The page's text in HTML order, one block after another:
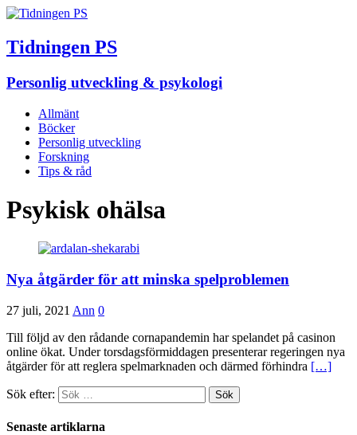
Tidningen PS
Personlig utveckling & psykologi
Allmänt
Böcker
Personlig utveckling
Forskning
Tips & råd
Psykisk ohälsa
Nya åtgärder för att minska spelproblemen
27 juli, 2021 Ann 0
Till följd av den rådande cornapandemin har spelandet på casinon
online ökat. Under torsdagsförmiddagen presenterar regeringen nya
åtgärder för att reglera spelmarknaden och därmed förhindra […]
Sök efter:
Senaste artiklarna